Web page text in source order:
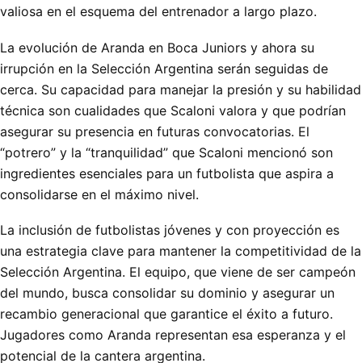
valiosa en el esquema del entrenador a largo plazo.
La evolución de Aranda en Boca Juniors y ahora su
irrupción en la Selección Argentina serán seguidas de
cerca. Su capacidad para manejar la presión y su habilidad
técnica son cualidades que Scaloni valora y que podrían
asegurar su presencia en futuras convocatorias. El
“potrero” y la “tranquilidad” que Scaloni mencionó son
ingredientes esenciales para un futbolista que aspira a
consolidarse en el máximo nivel.
La inclusión de futbolistas jóvenes y con proyección es
una estrategia clave para mantener la competitividad de la
Selección Argentina. El equipo, que viene de ser campeón
del mundo, busca consolidar su dominio y asegurar un
recambio generacional que garantice el éxito a futuro.
Jugadores como Aranda representan esa esperanza y el
potencial de la cantera argentina.